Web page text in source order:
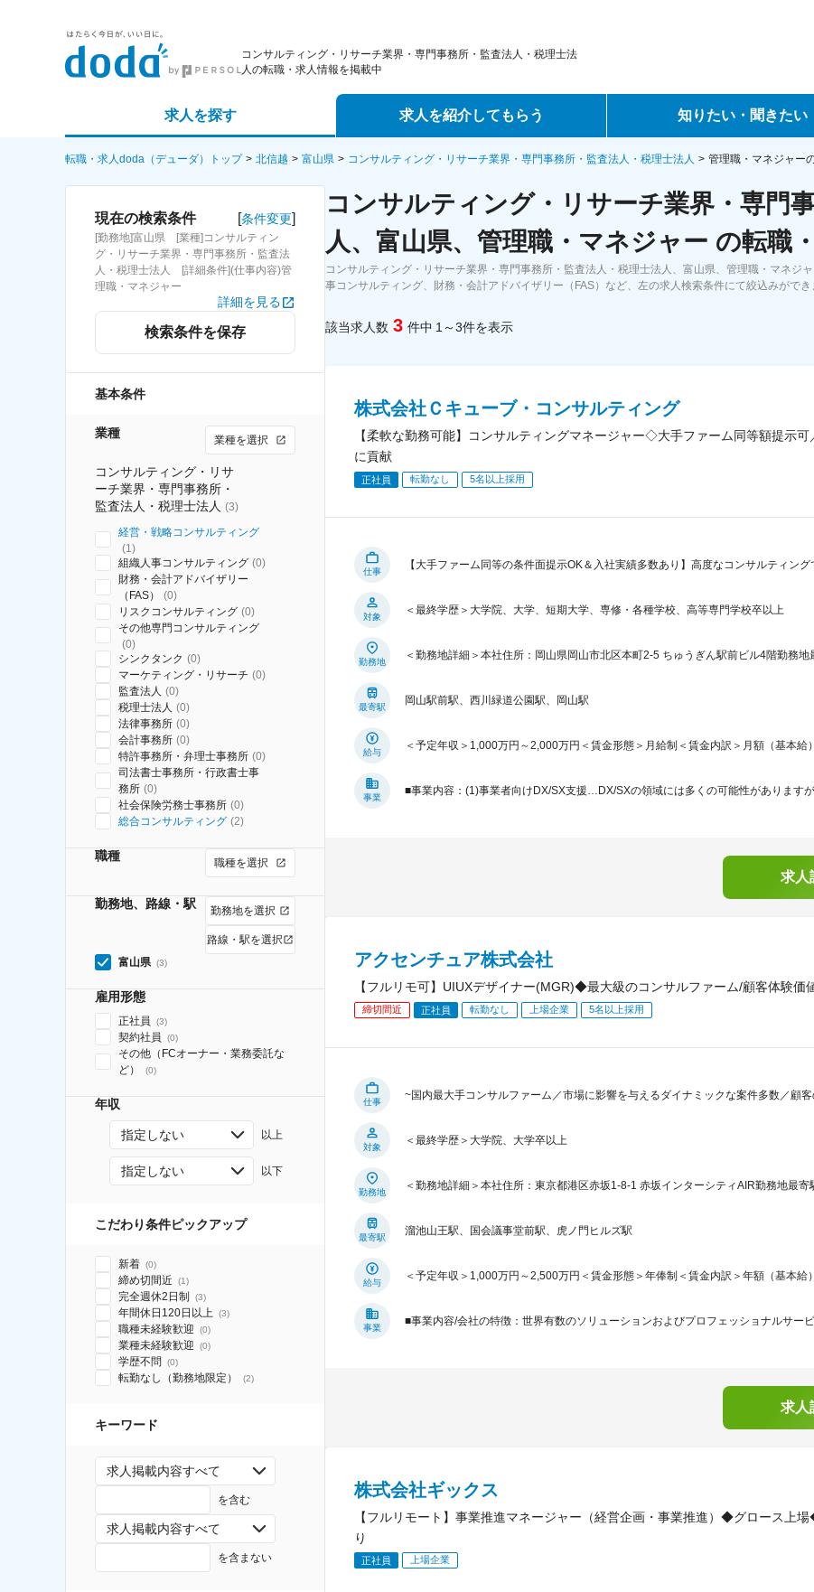
コンサルティング・リサーチ業界・専門事務所・監査法人・税理士法
人の転職・求人情報を掲載中
求人を探す
詳細条件から探す
求人特集から探す
求人を紹介してもらう
エージェントサービス
スカウトサービス
パートナーエージェントサービス
知りたい・聞きたい
転職ノウハウ
データで見る転職
コラム・インタビュー
転職Q&A
転職・求人doda（デューダ）トップ 北信越 富山県 コンサルティング・リサーチ業界・専門事務所・監査法人・税理士法人 管理職・マネジャー
現在の検索条件 [条件変更]
[勤務地]富山県 [業種]コンサルティン
グ・リサーチ業界・専門事務所・監査法
人・税理士法人 [詳細条件](仕事内容)管
理職・マネジャー
詳細を見る
検索条件を保存
基本条件
業種 業種を選択
コンサルティング・リサ
ーチ業界・専門事務所・
監査法人・税理士法人 (3)
経営・戦略コンサルティング
(1)
組織人事コンサルティング (0)
財務・会計アドバイザリー
（FAS）
(0)
リスクコンサルティング (0)
その他専門コンサルティング
(0)
シンクタンク (0)
マーケティング・リサーチ (0)
監査法人 (0)
税理士法人 (0)
法律事務所 (0)
会計事務所 (0)
特許事務所・弁理士事務所 (0)
司法書士事務所・行政書士事
務所 (0)
社会保険労務士事務所 (0)
総合コンサルティング (2)
職種 職種を選択
勤務地、路線・駅 勤務地を選択
路線・駅を選択
富山県 (3)
雇用形態
正社員 (3)
契約社員 (0)
その他（FCオーナー・業務委託な
ど）
(0)
年収
指定しない 以上
指定しない 以下
こだわり条件ピックアップ
新着 (0)
締め切間近 (1)
完全週休2日制 (3)
年間休日120日以上 (3)
職種未経験歓迎 (0)
業種未経験歓迎 (0)
学歴不問 (0)
転勤なし（勤務地限定） (2)
キーワード
求人掲載内容すべて
を含む
求人掲載内容すべて
を含まない
コンサルティング・リサーチ業界・専門
人、富山県、管理職・マネジャー の転職
コンサルティング・リサーチ業界・専門事務所・監査法人・税理士法人、富山県、管理職・マネジ
事コンサルティング、財務・会計アドバイザリー（FAS）など、左の求人検索条件にて絞込みができ
該当求人数 3 件中 1～3件を表示
株式会社Ｃキューブ・コンサルティング
【柔軟な勤務可能】コンサルティングマネージャー◇大手ファーム同等額提示
に貢献
正社員 転勤なし 5名以上採用
仕事
【大手ファーム同等の条件面提示OK＆入社実績多数あり】高度なコンサルティン
対象
＜最終学歴＞大学院、大学、短期大学、専修・各種学校、高等専門学校卒以上
勤務地
＜勤務地詳細＞本社住所：岡山県岡山市北区本町2-5 ちゅうぎん駅前ビル4階勤務地
最寄駅
岡山駅前駅、西川緑道公園駅、岡山駅
給与
＜予定年収＞1,000万円～2,000万円＜賃金形態＞月給制＜賃金内訳＞月額（基本給
事業
■事業内容：(1)事業者向けDX/SX支援…DX/SXの領域には多くの可能性がありますが
求人
アクセンチュア株式会社
【フルリモ可】UIUXデザイナー(MGR)◆最大級のコンサルファーム/顧客体験価
締切間近 正社員 転勤なし 上場企業 5名以上採用
仕事
~国内最大手コンサルファーム／市場に影響を与えるダイナミックな案件多数／顧
対象
＜最終学歴＞大学院、大学卒以上
勤務地
＜勤務地詳細＞本社住所：東京都港区赤坂1-8-1 赤坂インターシティAIR勤務地最寄
最寄駅
溜池山王駅、国会議事堂前駅、虎ノ門ヒルズ駅
給与
＜予定年収＞1,000万円～2,500万円＜賃金形態＞年俸制＜賃金内訳＞年額（基本給
事業
■事業内容/会社の特徴：世界有数のソリューションおよびプロフェッショナルサー
求人
株式会社ギックス
【フルリモート】事業推進マネージャー（経営企画・事業推進）◆グロース上
り
正社員 上場企業